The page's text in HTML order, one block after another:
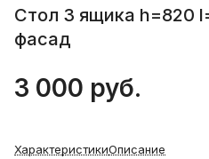
Стол 3 ящика h=820
фасад
3 000 руб.
ХарактеристикиОписание